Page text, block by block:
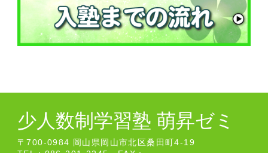
少人数制学習塾 萌昇ゼミ
〒700-0984 岡山県岡山市北区桑田町4-19